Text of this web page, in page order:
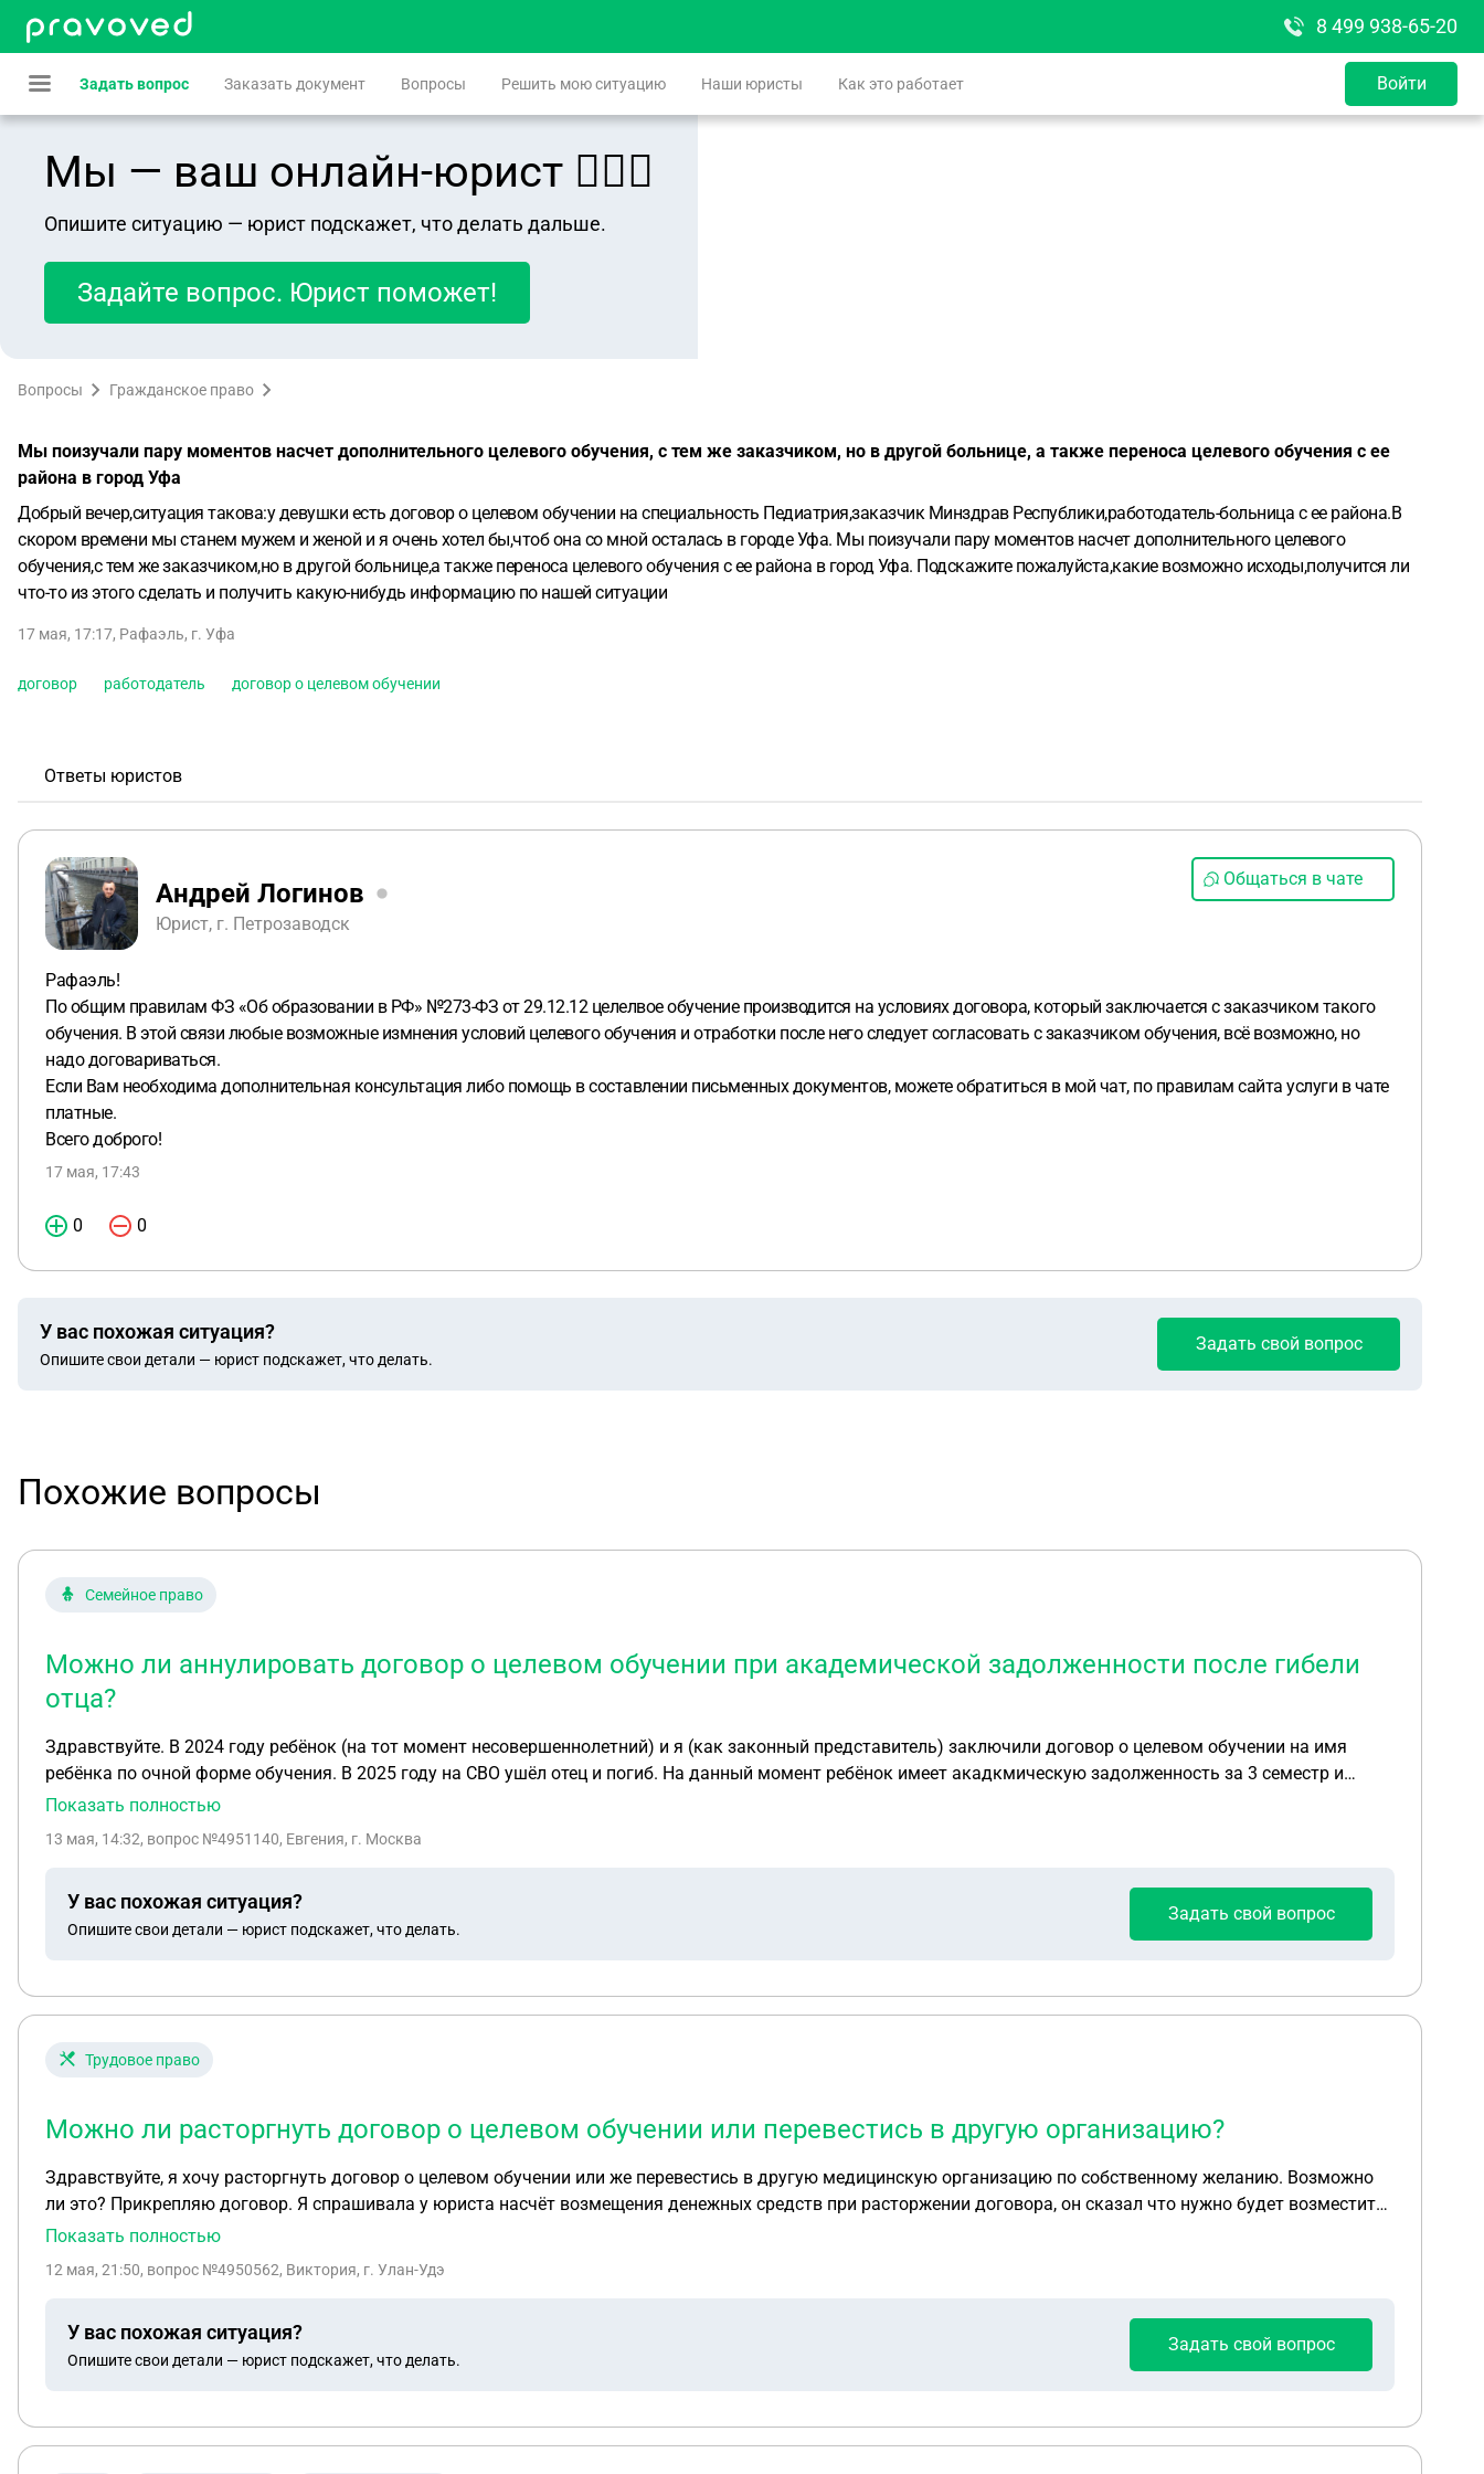
8 499 938-65-20
Задать вопрос Заказать документ Вопросы Решить мою ситуацию Наши юристы Как это работает Войти
Мы — ваш онлайн-юрист 👨🏻‍⚖️
Опишите ситуацию — юрист подскажет, что делать дальше.
Задайте вопрос. Юрист поможет!
Вопросы Гражданское право
Мы поизучали пару моментов насчет дополнительного целевого обучения, с тем же заказчиком, но в другой больнице, а также переноса целевого обучения с ее
района в город Уфа
Добрый вечер,ситуация такова:у девушки есть договор о целевом обучении на специальность Педиатрия,заказчик Минздрав Республики,работодатель-больница с ее района.В
скором времени мы станем мужем и женой и я очень хотел бы,чтоб она со мной осталась в городе Уфа. Мы поизучали пару моментов насчет дополнительного целевого
обучения,с тем же заказчиком,но в другой больнице,а также переноса целевого обучения с ее района в город Уфа. Подскажите пожалуйста,какие возможно исходы,получится ли
что-то из этого сделать и получить какую-нибудь информацию по нашей ситуации
17 мая, 17:17, Рафаэль, г. Уфа
договор работодатель договор о целевом обучении
Ответы юристов
Андрей Логинов
Юрист, г. Петрозаводск
Общаться в чате
Рафаэль!
По общим правилам ФЗ «Об образовании в РФ» №273-ФЗ от 29.12.12 целелвое обучение производится на условиях договора, который заключается с заказчиком такого
обучения. В этой связи любые возможные измнения условий целевого обучения и отработки после него следует согласовать с заказчиком обучения, всё возможно, но
надо договариваться.
Если Вам необходима дополнительная консультация либо помощь в составлении письменных документов, можете обратиться в мой чат, по правилам сайта услуги в чате
платные.
Всего доброго!
17 мая, 17:43
0 0
У вас похожая ситуация?
Опишите свои детали — юрист подскажет, что делать.
Задать свой вопрос
Похожие вопросы
Семейное право
Можно ли аннулировать договор о целевом обучении при академической задолженности после гибели
отца?
Здравствуйте. В 2024 году ребёнок (на тот момент несовершеннолетний) и я (как законный представитель) заключили договор о целевом обучении на имя
ребёнка по очной форме обучения. В 2025 году на СВО ушёл отец и погиб. На данный момент ребёнок имеет акадкмическую задолженность за 3 семестр и
подлежит отчислению. В договоре прописано, что он обязан компенсировать затраты на него в течение года. Это достаточно большая сумма и не подъемная
ребёнку, если он будет платить, но в течение года не успеет закрыть долг? Сейчас пошёл работать, по расчётам ежемесячно придётся платить 50-60 тысяч
Показать полностью
13 мая, 14:32, вопрос №4951140, Евгения, г. Москва
У вас похожая ситуация?
Опишите свои детали — юрист подскажет, что делать.
Задать свой вопрос
Трудовое право
Можно ли расторгнуть договор о целевом обучении или перевестись в другую организацию?
Здравствуйте, я хочу расторгнуть договор о целевом обучении или же перевестись в другую медицинскую организацию по собственному желанию. Возможно
ли это? Прикрепляю договор. Я спрашивала у юриста насчёт возмещения денежных средств при расторжении договора, он сказал что нужно будет возместить
полную стоимость обучения и меры поддержки от организации.
Показать полностью
12 мая, 21:50, вопрос №4950562, Виктория, г. Улан-Удэ
У вас похожая ситуация?
Опишите свои детали — юрист подскажет, что делать.
Задать свой вопрос